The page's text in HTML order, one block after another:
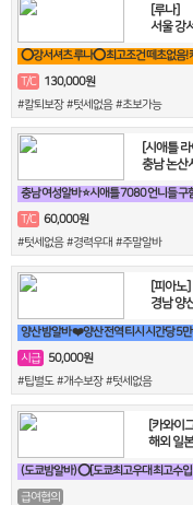
[루나]
서울 강
T/C
130,000원
#칼퇴보장 #텃세없음 #초보가능
[시애틀
충남 논산
충남 여성알바 ⭐시애틀 7080 언니들 구
T/C 60,000원
#텃세없음 #경력우대 #주말알바
[피아노]
경남 양
시급
50,000원
#팁별도 #개수보장 #텃세없음
[카와이
해외 일본
급여협의